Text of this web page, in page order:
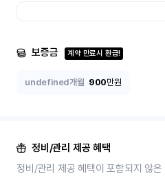
보증금 계약 만료시 환급!
undefined개월 900만원
정비/관리 제공 혜택
정비/관리 제공 혜택이 포함되지 않은